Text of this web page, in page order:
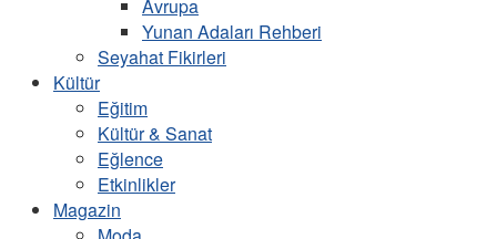
Avrupa
Yunan Adaları Rehberi
Seyahat Fikirleri
Kültür
Eğitim
Kültür & Sanat
Eğlence
Etkinlikler
Magazin